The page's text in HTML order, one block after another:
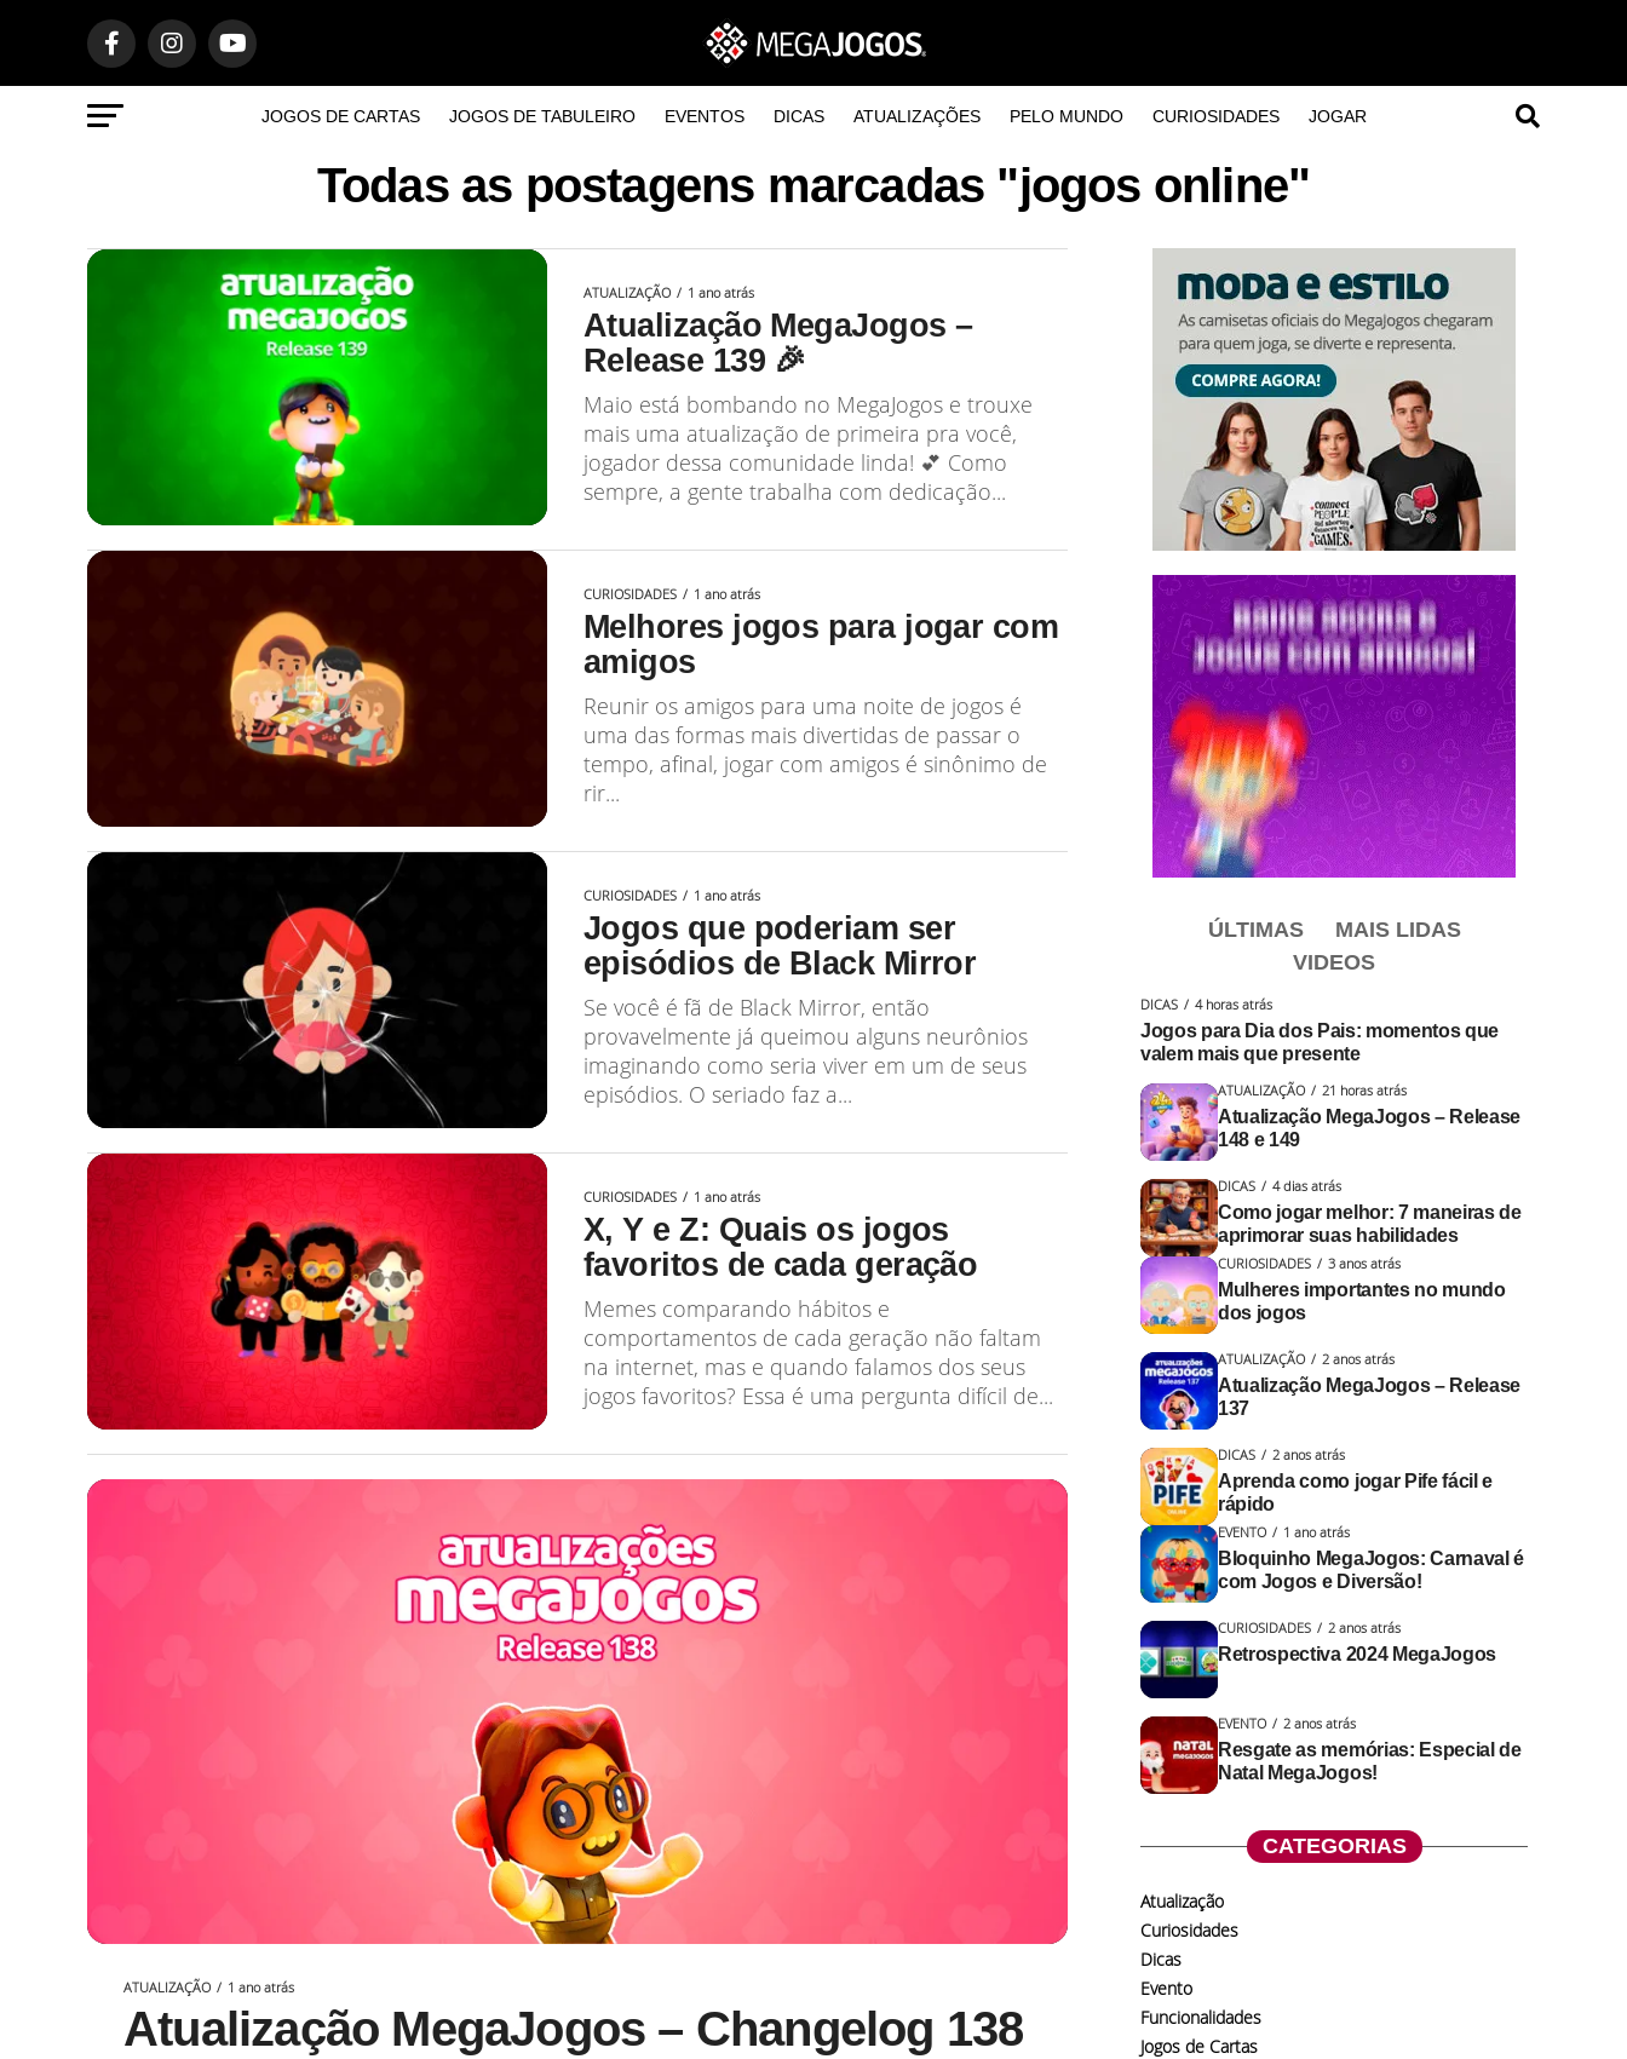
JOGOS DE CARTAS JOGOS DE TABULEIRO EVENTOS DICAS ATUALIZAÇÕES PELO MUNDO CURIOSIDADES JOGAR
Todas as postagens marcadas "jogos online"
ATUALIZAÇÃO 1 ano atrás
Atualização MegaJogos –
Release 139 🎉
Maio está bombando no MegaJogos e trouxe
mais uma atualização de primeira pra você,
jogador dessa comunidade linda! 💕 Como
sempre, a gente trabalha com dedicação...
CURIOSIDADES 1 ano atrás
Melhores jogos para jogar com
amigos
Reunir os amigos para uma noite de jogos é
uma das formas mais divertidas de passar o
tempo, afinal, jogar com amigos é sinônimo de
rir...
CURIOSIDADES 1 ano atrás
Jogos que poderiam ser
episódios de Black Mirror
Se você é fã de Black Mirror, então
provavelmente já queimou alguns neurônios
imaginando como seria viver em um de seus
episódios. O seriado faz a...
CURIOSIDADES 1 ano atrás
X, Y e Z: Quais os jogos
favoritos de cada geração
Memes comparando hábitos e
comportamentos de cada geração não faltam
na internet, mas e quando falamos dos seus
jogos favoritos? Essa é uma pergunta difícil de...
ATUALIZAÇÃO 1 ano atrás
Atualização MegaJogos – Changelog 138
ÚLTIMAS
MAIS LIDAS
VIDEOS
DICAS 4 horas atrás
Jogos para Dia dos Pais: momentos que
valem mais que presente
ATUALIZAÇÃO 21 horas atrás
Atualização MegaJogos – Release
148 e 149
DICAS 4 dias atrás
Como jogar melhor: 7 maneiras de
aprimorar suas habilidades
CURIOSIDADES 3 anos atrás
Mulheres importantes no mundo
dos jogos
ATUALIZAÇÃO 2 anos atrás
Atualização MegaJogos – Release
137
DICAS 2 anos atrás
Aprenda como jogar Pife fácil e
rápido
EVENTO 1 ano atrás
Bloquinho MegaJogos: Carnaval é
com Jogos e Diversão!
CURIOSIDADES 2 anos atrás
Retrospectiva 2024 MegaJogos
EVENTO 2 anos atrás
Resgate as memórias: Especial de
Natal MegaJogos!
CATEGORIAS
Atualização
Curiosidades
Dicas
Evento
Funcionalidades
Jogos de Cartas